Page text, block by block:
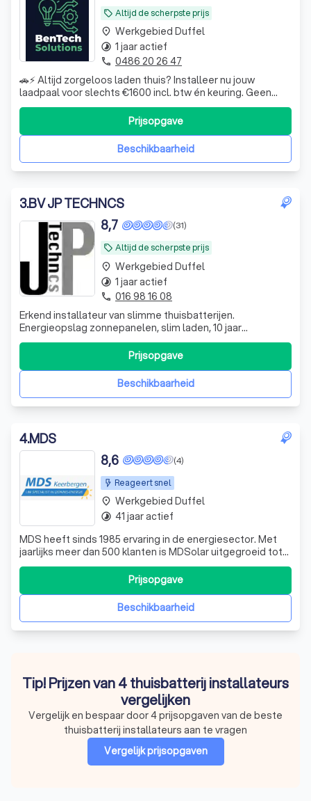
local_offer Altijd de scherpste prijs
🚗⚡ Altijd zorgeloos laden thuis? Installeer nu jouw
laadpaal voor slechts €1600 incl. btw én keuring. Geen
gedoe meer met zoeken naar publieke laadpunten —
gewoon opladen wanneer het jou uitkomt. ✔ Snelle en
professionele installatie ✔ Inclusief keuring ✔
Transparante all-in prijs Klaar voor elek
Beschikbaarheid
Prijsopgave
place Werkgebied Duffel
timelapse 1 jaar actief
phone 0486 20 26 47
3.BV JP TECHNCS
local_offer Altijd de scherpste prijs
(31)
8,7
Erkend installateur van slimme thuisbatterijen.
Energieopslag zonnepanelen, slim laden, 10 jaar
productgarantie.
Beschikbaarheid
Prijsopgave
place Werkgebied Duffel
timelapse 1 jaar actief
phone 016 98 16 08
4.MDS
Reageert snel
(4)
8,6
MDS heeft sinds 1985 ervaring in de energiesector. Met
jaarlijks meer dan 500 klanten is MDSolar uitgegroeid tot
een echte zonne-energie specialist. Er wordt enkel
gewerkt met topmerken zoals LG, Q Cells, AEG, Denim en
SolarEdge maar ook opkomende merken zoals Trinasolar
en Solax. Buiten zonne-energBeschikbaarheid
Prijsopgave
place Werkgebied Duffel
timelapse 41 jaar actief
Tip! Prijzen van 4 thuisbatterij installateurs
vergelijken
Vergelijk en bespaar door 4 prijsopgaven van de beste
thuisbatterij installateurs aan te vragen
Vergelijk prijsopgaven